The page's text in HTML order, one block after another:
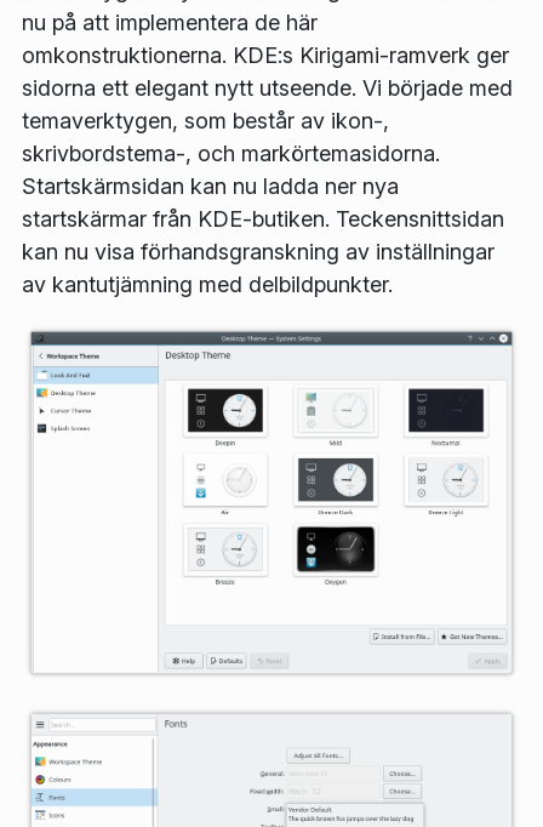
nu på att implementera de här
omkonstruktionerna. KDE:s Kirigami-ramverk ger
sidorna ett elegant nytt utseende. Vi började med
temaverktygen, som består av ikon-,
skrivbordstema-, och markörtemasidorna.
Startskärmsidan kan nu ladda ner nya
startskärmar från KDE-butiken. Teckensnittsidan
kan nu visa förhandsgranskning av inställningar
av kantutjämning med delbildpunkter.